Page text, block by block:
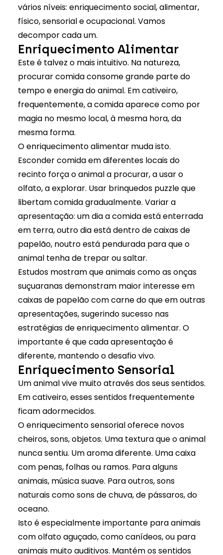
vários níveis: enriquecimento social, alimentar,
físico, sensorial e ocupacional. Vamos
decompor cada um.
Enriquecimento Alimentar
Este é talvez o mais intuitivo. Na natureza,
procurar comida consome grande parte do
tempo e energia do animal. Em cativeiro,
frequentemente, a comida aparece como por
magia no mesmo local, à mesma hora, da
mesma forma.
O enriquecimento alimentar muda isto.
Esconder comida em diferentes locais do
recinto força o animal a procurar, a usar o
olfato, a explorar. Usar brinquedos puzzle que
libertam comida gradualmente. Variar a
apresentação: um dia a comida está enterrada
em terra, outro dia está dentro de caixas de
papelão, noutro está pendurada para que o
animal tenha de trepar ou saltar.
Estudos mostram que animais como as onças
suçuaranas demonstram maior interesse em
caixas de papelão com carne do que em outras
apresentações, sugerindo sucesso nas
estratégias de enriquecimento alimentar. O
importante é que cada apresentação é
diferente, mantendo o desafio vivo.
Enriquecimento Sensorial
Um animal vive muito através dos seus sentidos.
Em cativeiro, esses sentidos frequentemente
ficam adormecidos.
O enriquecimento sensorial oferece novos
cheiros, sons, objetos. Uma textura que o animal
nunca sentiu. Um aroma diferente. Uma caixa
com penas, folhas ou ramos. Para alguns
animais, música suave. Para outros, sons
naturais como sons de chuva, de pássaros, do
oceano.
Isto é especialmente importante para animais
com olfato aguçado, como canídeos, ou para
animais muito auditivos. Mantém os sentidos